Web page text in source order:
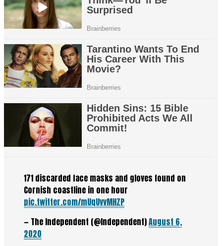
171 discarded face masks and gloves found on
Cornish coastline in one hour
pic.twitter.com/mUqUvvMHZP
— The Independent (@Independent)August 6,
2020